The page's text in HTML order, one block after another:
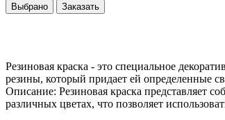
Выбрано Заказать
Резиновая краска - это специальное
резины, который придает ей определенные
Описание: Резиновая краска представляет
различных цветах, что позволяет